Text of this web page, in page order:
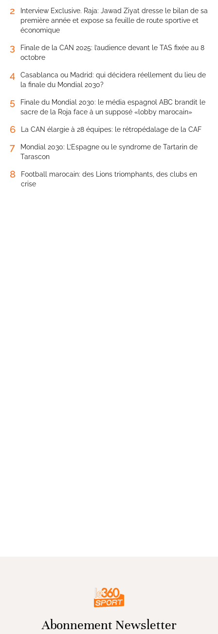
2
Interview Exclusive. Raja: Jawad Ziyat dresse le bilan de sa
première année et expose sa feuille de route sportive et
économique
3
Finale de la CAN 2025: l’audience devant le TAS fixée au 8
octobre
4
Casablanca ou Madrid: qui décidera réellement du lieu de
la finale du Mondial 2030?
5
Finale du Mondial 2030: le média espagnol ABC brandit le
sacre de la Roja face à un supposé «lobby marocain»
6 La CAN élargie à 28 équipes: le rétropédalage de la CAF
7
Mondial 2030: L’Espagne ou le syndrome de Tartarin de
Tarascon
8
Football marocain: des Lions triomphants, des clubs en
crise
Abonnement Newsletter